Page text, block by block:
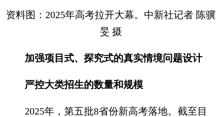
资料图：2025年高考拉开大幕。中新社记者 陈骥
旻 摄
加强项目式、探究式的真实情境问题设计
严控大类招生的数量和规模
2025年，第五批8省份新高考落地。截至目